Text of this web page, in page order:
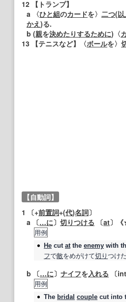
12 【 トランプ】
a 〈ひと組のカードを〉 二つ(
かえ )る.
b (親を決めた りするために)〈
13 【テニスなど】 〈ボールを〉
【自動詞】
1 〔+前置詞+(代)名詞〕
a 〔…に〕 切りつける 〔at〕
用例
He cut atthe enemy with
フで敵をめがけて切りつけ
b 〔…に〕 ナイフを入れる 〔
用例
The bridal couple cutinto